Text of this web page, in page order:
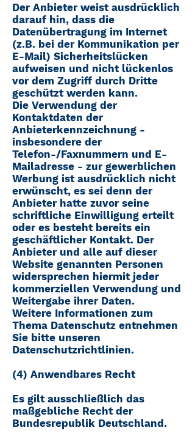
Der Anbieter weist ausdrücklich
darauf hin, dass die
Datenübertragung im Internet
(z.B. bei der Kommunikation per
E-Mail) Sicherheitslücken
aufweisen und nicht lückenlos
vor dem Zugriff durch Dritte
geschützt werden kann.
Die Verwendung der
Kontaktdaten der
Anbieterkennzeichnung -
insbesondere der
Telefon-/Faxnummern und E-
Mailadresse - zur gewerblichen
Werbung ist ausdrücklich nicht
erwünscht, es sei denn der
Anbieter hatte zuvor seine
schriftliche Einwilligung erteilt
oder es besteht bereits ein
geschäftlicher Kontakt. Der
Anbieter und alle auf dieser
Website genannten Personen
widersprechen hiermit jeder
kommerziellen Verwendung und
Weitergabe ihrer Daten.
Weitere Informationen zum
Thema Datenschutz entnehmen
Sie bitte unseren
Datenschutzrichtlinien.
(4) Anwendbares Recht
Es gilt ausschließlich das
maßgebliche Recht der
Bundesrepublik Deutschland.